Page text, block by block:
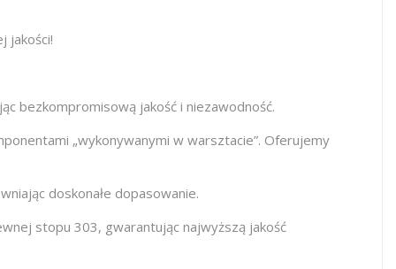
jakości!
bezkompromisową jakość i niezawodność.
„wykonywanymi w warsztacie”. Oferujemy
doskonałe dopasowanie.
stopu 303, gwarantując najwyższą jakość